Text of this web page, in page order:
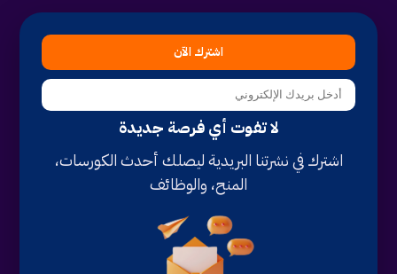
اشترك الآن
لا تفوت أي فرصة جديدة
اشترك في نشرتنا البريدية ليصلك أحدث الكورسات،
المنح، والوظائف